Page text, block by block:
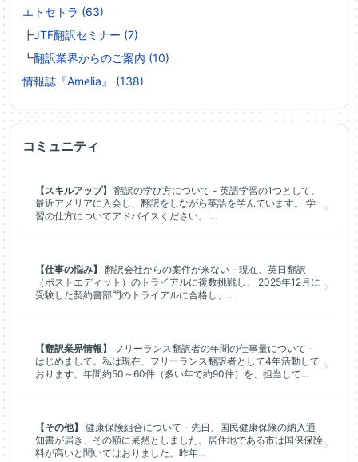
エトセトラ (63)
┣JTF翻訳セミナー (7)
┗翻訳業界からのご案内 (10)
情報誌『Amelia』 (138)
コミュニティ
【スキルアップ】
翻訳の学び方について - 英語学習の1つとして、
最近アメリアに入会し、翻訳をしながら英語を学んでいます。 学
習の仕方についてアドバイスください。 ...
【仕事の悩み】
翻訳会社からの案件が来ない - 現在、英日翻訳
（ポストエディット）のトライアルに複数挑戦し、 2025年12月に
受験した契約書部門のトライアルに合格し、...
【翻訳業界情報】
フリーランス翻訳者の年間の仕事量について -
はじめまして。私は現在、フリーランス翻訳者として4年活動して
おります。年間約50～60件（多い年で約90件）を、担当して...
【その他】
健康保険組合について - 先日、国民健康保険の納入通
知書が届き、その額に呆然としました。居住地である市は国保保険
料が高いと聞いてはおりました。昨年...